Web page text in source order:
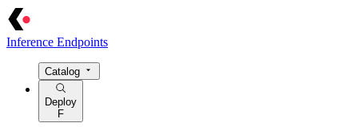
Inference Endpoints
Catalog
Deploy
F